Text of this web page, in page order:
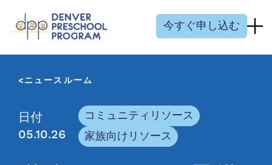
今すぐ申し込む
ニュースルーム
日付
05.10.26
コミュニティリソース
家族向けリソース